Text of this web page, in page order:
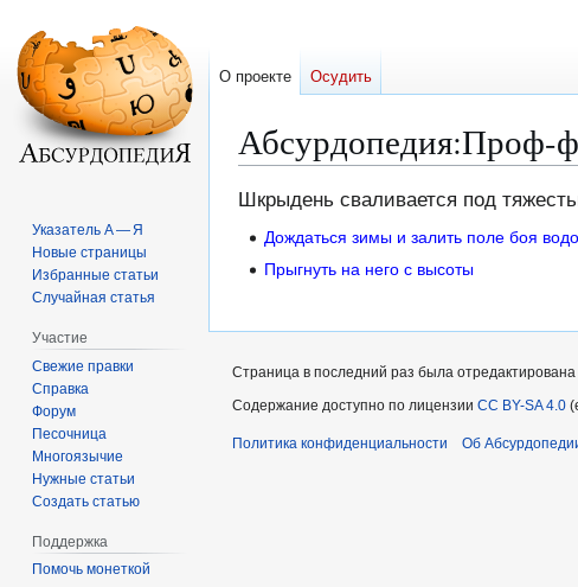
Абсурдопедия:Проф-
Перейти
навигации
Перейти
поиску
Шкрыдень сваливается под
Дождаться зимы и залить поле боя
Прыгнуть на него с высоты
О проекте Осудить
Указатель А — Я
Новые страницы
Избранные статьи
Случайная статья
Участие
Свежие правки
Справка
Форум
Песочница
Многоязычие
Нужные статьи
Создать статью
Поддержка
Помочь монеткой
Страница в последний раз была
Содержание доступно по лицензии CC BY-SA 4.0
Политика конфиденциальности Об